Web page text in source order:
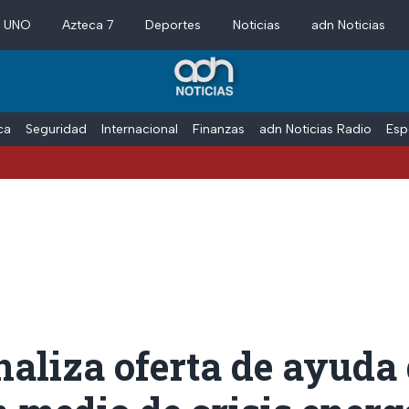
Azteca 7 Deportes Noticias adn Noticias
Seguridad Internacional Finanzas adn Noticias Radio
oferta de ayuda